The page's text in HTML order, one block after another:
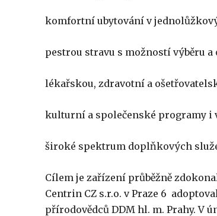
komfortní ubytování v
pestrou stravu s možností výběru
lékařskou, zdravotní a
kulturní a společenské programy i
široké spektrum doplňkových
Cílem je zařízení průběžně
Centrin CZ s.r.o. v Praze 6
přírodovědců DDM hl. m. Prahy. V